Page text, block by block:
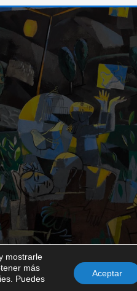
DISCAPACIDAD
mostrarle
más
Puedes
Aceptar